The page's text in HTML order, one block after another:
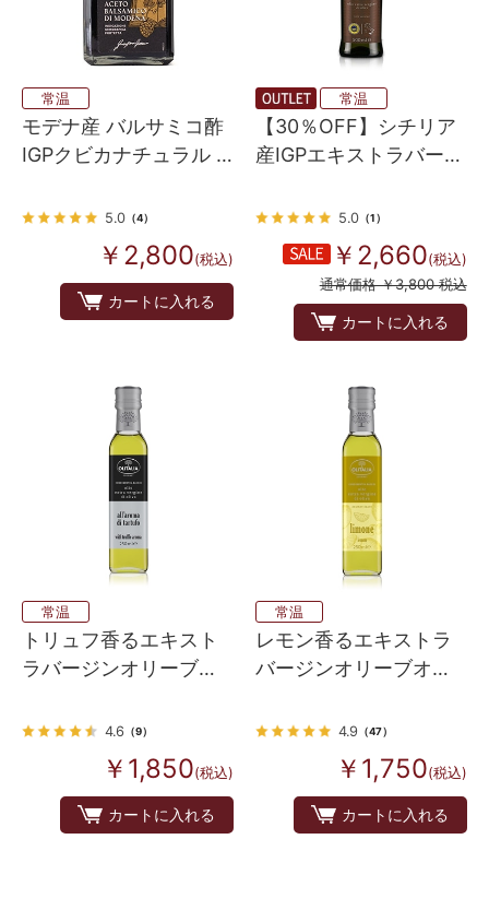
常温
モデナ産 バルサミコ酢
IGPクビカナチュラル 5
250ml
5.0（4）
￥2,800(税込)
カートに入れる
常温
【30％OFF】シチリア
産IGPエキストラバージ
5.0（1）
￥2,660(税込)
通常価格 ￥3,800 税込
カートに入れる
常温
トリュフ香るエキスト
ラバージンオリーブオ
4.6 （9）
￥1,850(税込)
カートに入れる
常温
レモン香るエキストラ
バージンオリーブオイ
4.9 （47）
￥1,750(税込)
カートに入れる